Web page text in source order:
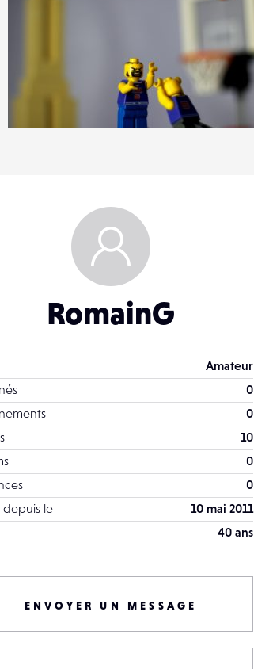
5
RomainG
Amateur
0
0
10
0
0
depuis le
10 mai 2011
40 ans
ENVOYER UN MESSAGE